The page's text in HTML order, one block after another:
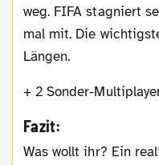
weg. FIFA stagniert
mal mit. Die
Längen.
+ 2 Sonder-
Fazit:
Was wollt ihr? Ein realistisches Spiel mit vielen